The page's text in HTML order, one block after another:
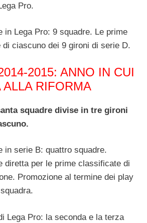
Pro.
in Lega Pro: 9 squadre. Le prime
ciascuno dei 9 gironi di serie D.
2015: ANNO IN CUI
ALLA RIFORMA
squadre divise in tre gironi
in serie B: quattro squadre.
diretta per le prime classificate di
Promozione al termine dei play
Lega Pro: la seconda e la terza